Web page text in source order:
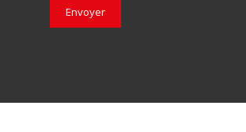
Envoyer